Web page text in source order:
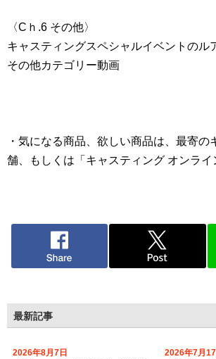
〈Cｈ.6 その他〉
キャスティングスペシャルイベントのル
その他カテゴリー動画
・気になる商品、欲しい商品は、最寄の
舗、もしくは「キャスティング オンライ
最新記事
2026年8月7日 2026年7月17